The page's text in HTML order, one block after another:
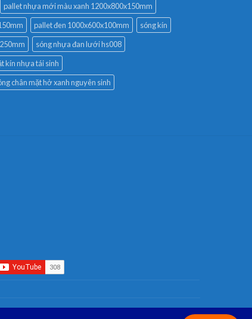
pallet nhựa mới màu xanh 1200x800x150mm
pallet đen 1000x600x100mm
sóng kín
sóng nhựa đan lưới hs008
kín nhựa tái sinh
chân mặt hở xanh nguyên sinh